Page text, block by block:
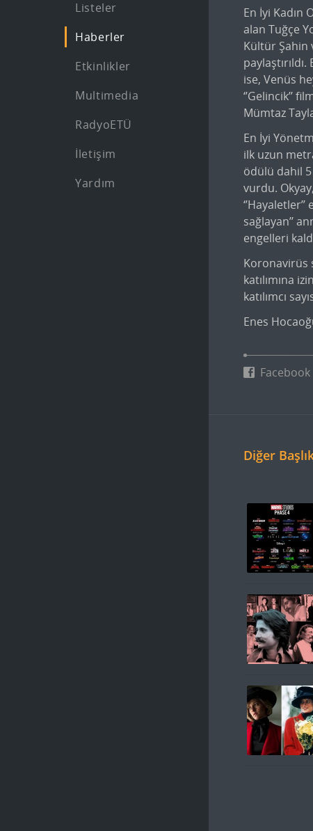
Listeler
Haberler
Etkinlikler
Multimedia
RadyoETÜ
İletişim
Yardım
En İyi Kadın
alan Tuğçe
Kültür Şahin
ise, Venüs
‘’Gelincik’’
Mümtaz
En İyi
ilk uzun
ödülü dahil 5
vurdu.
sağlayan’’
engelleri
Koronavirüs
katılımına
katılımcı
Enes
Facebook
Diğer